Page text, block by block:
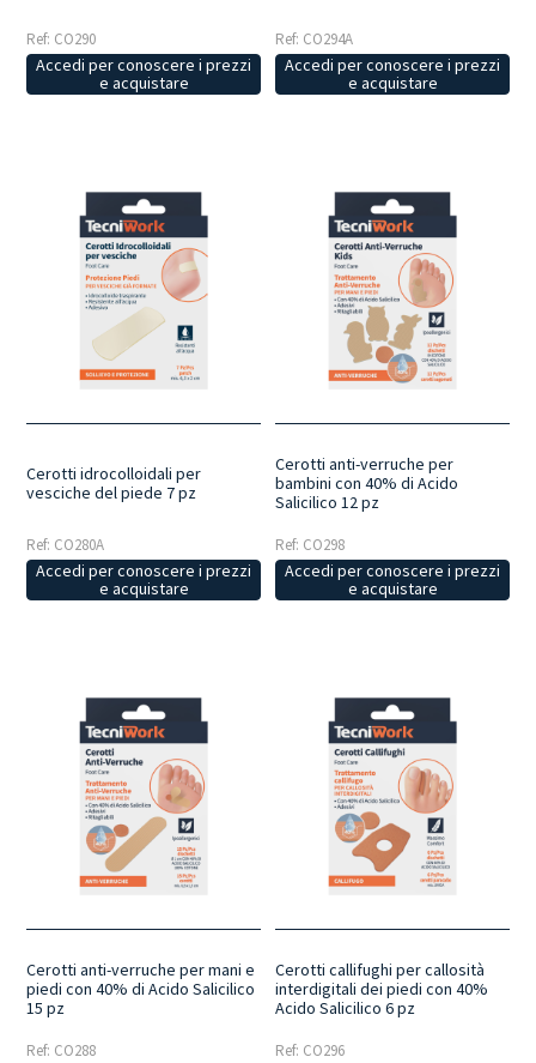
Ref: CO290
Accedi per conoscere i prezzi
e acquistare
Ref: CO294A
Accedi per conoscere i prezzi
e acquistare
Cerotti idrocolloidali per
vesciche del piede 7 pz
Ref: CO280A
Accedi per conoscere i prezzi
e acquistare
Cerotti anti-verruche per
bambini con 40% di Acido
Salicilico 12 pz
Ref: CO298
Accedi per conoscere i prezzi
e acquistare
Cerotti anti-verruche per mani e
piedi con 40% di Acido Salicilico
15 pz
Ref: CO288
Cerotti callifughi per callosità
interdigitali dei piedi con 40%
Acido Salicilico 6 pz
Ref: CO296